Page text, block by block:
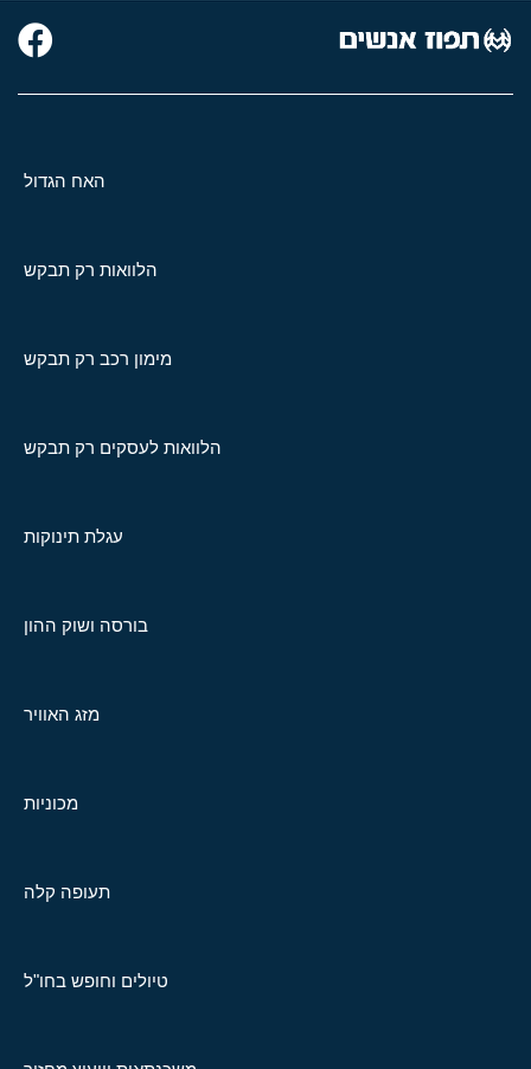
האח הגדול
הלוואות רק תבקש
מימון רכב רק תבקש
הלוואות לעסקים רק תבקש
עגלת תינוקות
בורסה ושוק ההון
מזג האוויר
מכוניות
תעופה קלה
טיולים וחופש בחו"ל